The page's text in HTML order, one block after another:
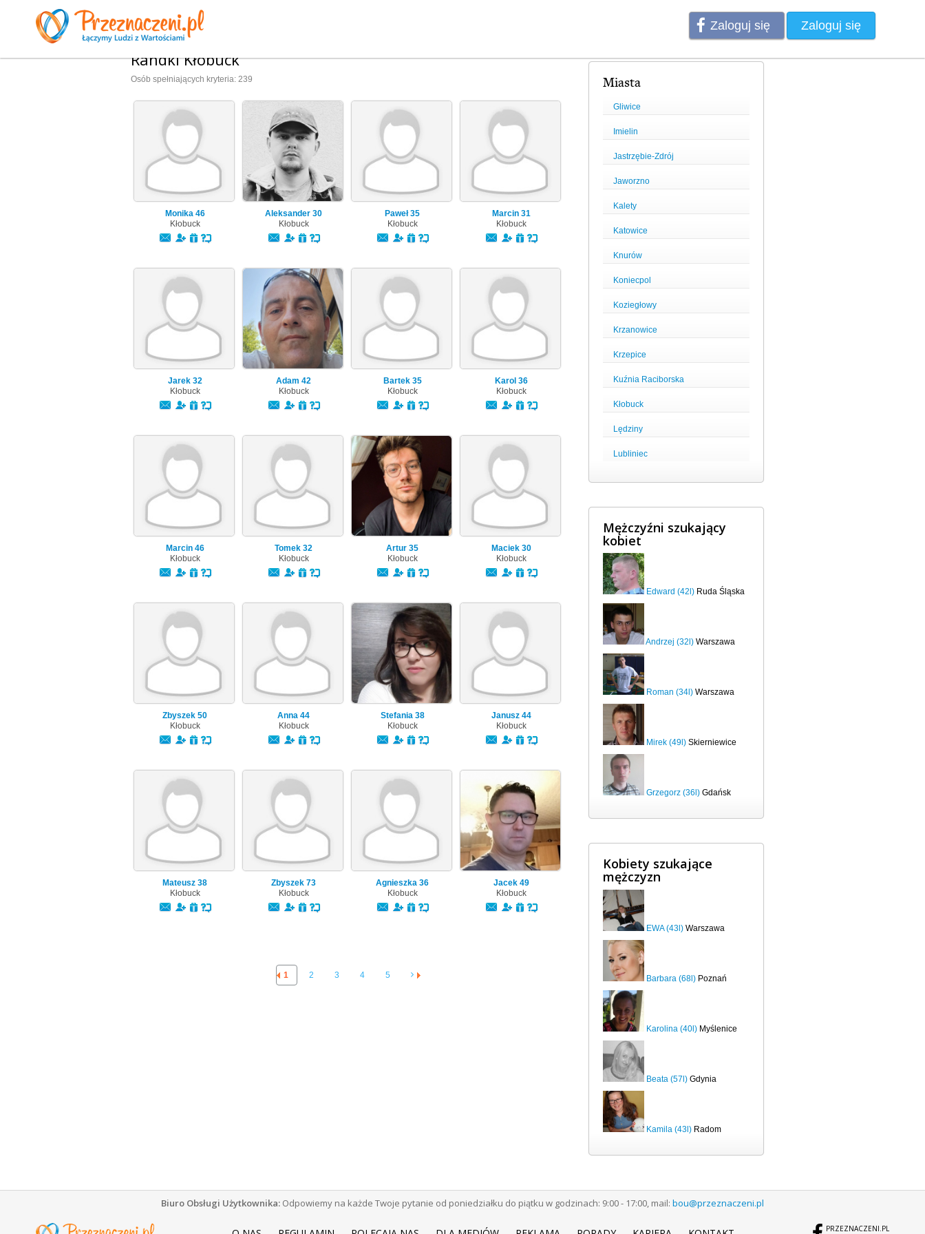
Zaloguj się Zaloguj się
Randki Kłobuck
Osób spełniających kryteria: 239
Monika 46
Kłobuck
Aleksander 30
Kłobuck
Paweł35
Kłobuck
Marcin 31
Kłobuck
Jarek 32
Kłobuck
Adam 42
Kłobuck
Bartek 35
Kłobuck
Karol 36
Kłobuck
Marcin 46
Kłobuck
Tomek 32
Kłobuck
Artur 35
Kłobuck
Maciek 30
Kłobuck
Zbyszek 50
Kłobuck
Anna 44
Kłobuck
Stefania 38
Kłobuck
Janusz 44
Kłobuck
Mateusz 38
Kłobuck
Zbyszek 73
Kłobuck
Agnieszka 36
Kłobuck
Jacek 49
Kłobuck
1 2 3 4 5
Miasta
Gliwice
Imielin
Jastrzębie-Zdrój
Jaworzno
Kalety
Katowice
Knurów
Koniecpol
Koziegłowy
Krzanowice
Krzepice
Kuźnia Raciborska
Kłobuck
Lędziny
Lubliniec
Mężczyźni szukający
kobiet
Edward (42l) Ruda Śląska
Andrzej (32l) Warszawa
Roman (34l) Warszawa
Mirek (49l) Skierniewice
Grzegorz (36l) Gdańsk
Kobiety szukające
mężczyzn
EWA (43l) Warszawa
Barbara (68l) Poznań
Karolina (40l) Myślenice
Beata (57l) Gdynia
Kamila (43l) Radom
Biuro Obsługi Użytkownika: Odpowiemy na każde Twoje pytanie od poniedziałku do piątku w godzinach: 9:00 - 17:00, mail: bou@przeznaczeni.pl
PRZEZNACZENI.PL